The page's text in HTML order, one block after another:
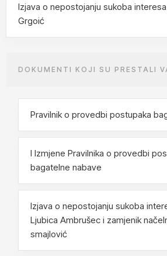
Nabava usluga izrade
provedbe otvorenog postupka
vrijednosti.
01.02.2023.
Nabava usluga Izrade glavnog
“Biskupskog dvorca u Gradecu”
Nabava usluga Izrade glavnog
“Biskupskog dvorca u Gradecu”
Vatrogasna zajednica
Gradec objavljuje
Izjava o nepostojanju sukoba
Grgoić
DOKUMENTI KOJI SU PRESTALI
Pravilnik o provedbi postupaka
I Izmjene Pravilnika o provedbi
bagatelne nabave
Izjava o nepostojanju sukoba
Ljubica Ambrušec i zamjenik
smajlović